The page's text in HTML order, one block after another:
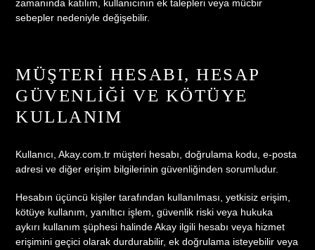
zamanında katılım, kullanıcının ek talepleri veya mücbir
sebepler nedeniyle değişebilir.
MÜŞTERI HESABI, HESAP
GÜVENLIĞI VE KÖTÜYE
KULLANIM
Kullanıcı, Akay.com.tr müşteri hesabı, doğrulama kodu, e-posta
adresi ve diğer erişim bilgilerinin güvenliğinden sorumludur.
Hesabın üçüncü kişiler tarafından kullanılması, yetkisiz erişim,
kötüye kullanım, yanıltıcı işlem, güvenlik riski veya hukuka
aykırı kullanım şüphesi halinde Akay ilgili hesabı veya hizmet
erişimini geçici olarak durdurabilir, ek doğrulama isteyebilir veya